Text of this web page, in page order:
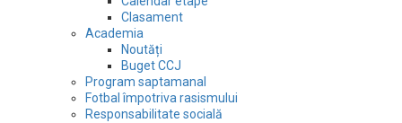
Clasament
Academia
Noutăți
Buget CCJ
Program saptamanal
Fotbal împotriva rasismului
Responsabilitate socială